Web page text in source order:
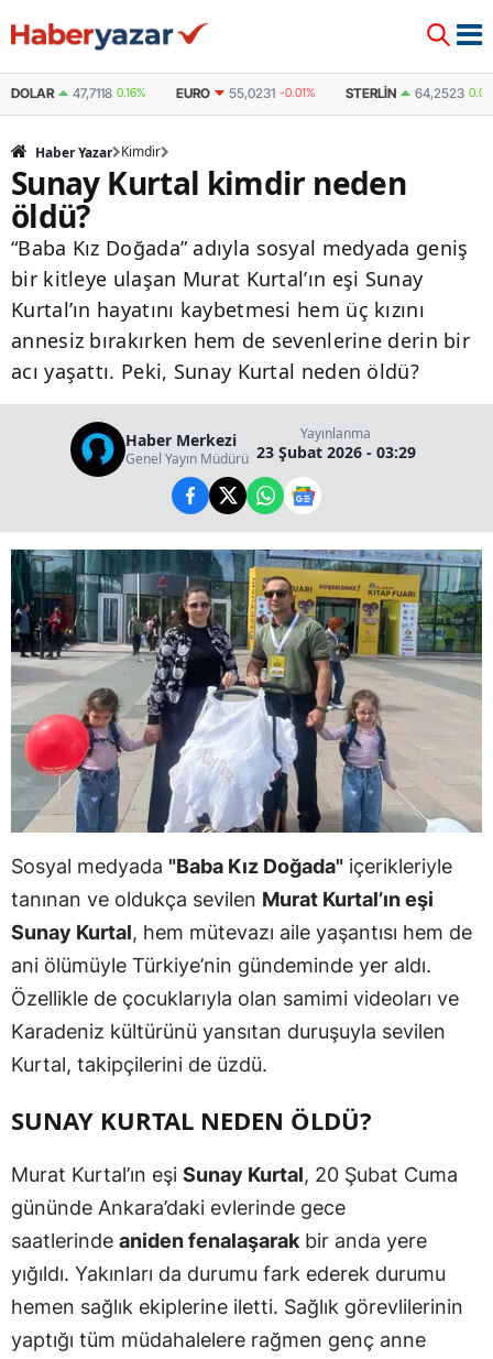
DOLAR 47,7118 0.16% EURO 55,0231 -0.01% STERLIN 64,2523
Haber Yazar Kimdir
Sunay Kurtal kimdir neden
öldü?
“Baba Kız Doğada” adıyla sosyal medyada geniş
bir kitleye ulaşan Murat Kurtal’ın eşi Sunay
Kurtal’ın hayatını kaybetmesi hem üç kızını
annesiz bırakırken hem de sevenlerine derin bir
acı yaşattı. Peki, Sunay Kurtal neden öldü?
Haber Merkezi
Genel Yayın Müdürü
Yayınlanma
23 Şubat 2026 - 03:29
Sosyal medyada "Baba Kız Doğada" içerikleriyle
tanınan ve oldukça sevilen Murat Kurtal’ın eşi
Sunay Kurtal, hem mütevazı aile yaşantısı hem de
ani ölümüyle Türkiye’nin gündeminde yer aldı.
Özellikle de çocuklarıyla olan samimi videoları ve
Karadeniz kültürünü yansıtan duruşuyla sevilen
Kurtal, takipçilerini de üzdü.
SUNAY KURTAL NEDEN ÖLDÜ?
Murat Kurtal’ın eşi Sunay Kurtal, 20 Şubat Cuma
gününde Ankara’daki evlerinde gece
saatlerinde aniden fenalaşarak bir anda yere
yığıldı. Yakınları da durumu fark ederek durumu
hemen sağlık ekiplerine iletti. Sağlık görevlilerinin
yaptığı tüm müdahalelere rağmen genç anne